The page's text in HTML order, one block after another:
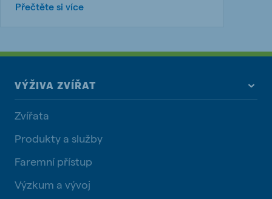
Přečtěte si více
VÝŽIVA ZVÍŘAT
Zvířata
Produkty a služby
Faremní přístup
Výzkum a vývoj